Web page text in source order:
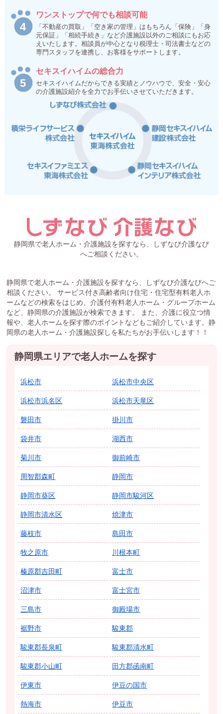
ワンストップで何でも相談可能
「不動産の買取」「空き家の管理」はもちろん「保険」「身
元保証」「相続手続き」など介護施設以外のご相談にもお応
えいたします。相談員が中心となり税理士・司法書士などの
専門スタッフを連携し、お客様をサポートします。
セキスイハイムの総合力
セキスイハイムだからできる実績とノウハウで、安全・安心
の介護施設紹介を全力でお手伝いさせていただきます。
静岡県で老人ホーム・介護施設を探すなら、しずなび介護なび
へご相談ください。
静岡県で老人ホーム・介護施設を探すなら、しずなび介護なびへご
相談ください。 サービス付き高齢者向け住宅・住宅型有料老人ホ
ームなどの検索をはじめ、介護付有料老人ホーム・グループホーム
など、静岡県の介護施設が検索できます。 また、介護に役立つ情
報や、老人ホームを探す際のポイントなどもご紹介しています。静
岡県の老人ホーム・介護施設探しを私たちがお手伝いします！！
静岡県エリアで老人ホームを探す
浜松市 浜松市中央区
浜松市浜名区 浜松市天竜区
磐田市 掛川市
袋井市 湖西市
菊川市 御前崎市
周智郡森町 静岡市
静岡市葵区 静岡市駿河区
静岡市清水区 焼津市
藤枝市 島田市
牧之原市 川根本町
榛原郡吉田町 富士市
沼津市 富士宮市
三島市 御殿場市
裾野市 駿東郡
駿東郡長泉町 駿東郡清水町
駿東郡小山町 田方郡函南町
伊東市 伊豆の国市
熱海市 伊豆市